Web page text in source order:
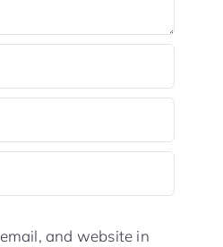
and website in